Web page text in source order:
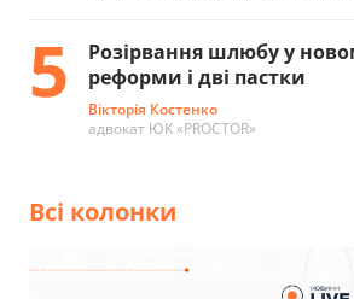
5
Розірвання шлюбу у
реформи і дві пастки
Вікторія Костенко
адвокат ЮК «PROCTOR»
Всі колонки